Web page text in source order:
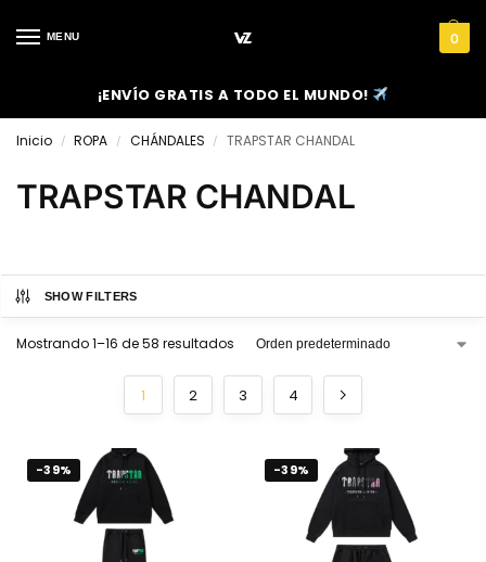
MENU 0
¡ENVÍO GRATIS A TODO EL MUNDO!
Inicio / ROPA / CHÁNDALES / TRAPSTAR CHANDAL
TRAPSTAR CHANDAL
SHOW FILTERS
Mostrando 1–16 de 58 resultados
1 2 3 4
-39% -39%